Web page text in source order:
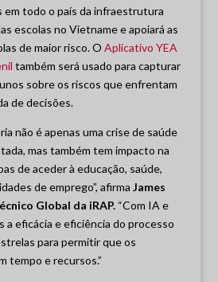
em todo o país da infraestrutura
escolas no Vietname e apoiará as
de maior risco. O Aplicativo YEA
também será usado para capturar
sobre os riscos que enfrentam
de decisões.
não é apenas uma crise de saúde
mas também tem impacto na
de aceder à educação, saúde,
de emprego”, afirma James
Global da iRAP. “Com IA e
a eficácia e eficiência do processo
para permitir que os
tempo e recursos.”